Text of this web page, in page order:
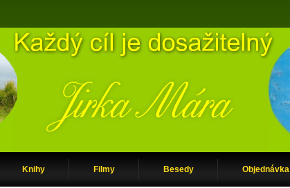
Knihy Filmy Besedy Objednávka